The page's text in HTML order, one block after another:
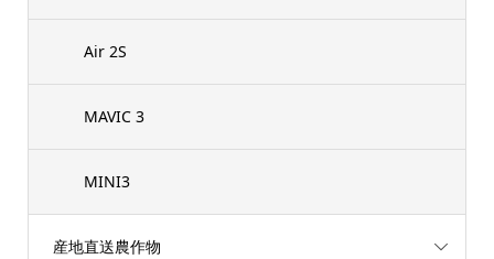
Air 2S
MAVIC 3
MINI3
産地直送農作物